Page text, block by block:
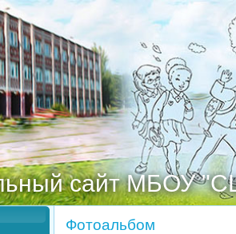
сайт МБОУ
Фотоальбом